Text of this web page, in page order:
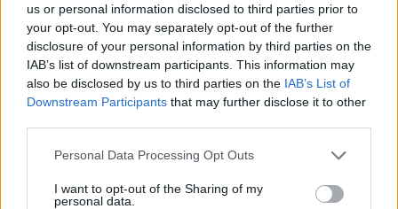
us or personal information disclosed to third parties prior to
your opt-out. You may separately opt-out of the further
disclosure of your personal information by third parties on the
IAB’s list of downstream participants. This information may
also be disclosed by us to third parties on the IAB’s List of
Downstream Participants that may further disclose it to other
Please note that this website/app uses one or more Google
not limited to your visit or usage behaviour. You may click to
Personal Data Processing Opt Outs
I want to opt-out of the Sharing of my
personal data.
A magyar alkotók közül idén kik kapnak
lehetőséget a megmutatkozásra?
Az idei Frissek Minifesztiválon Simányi Zsuzsanna,
Szamosi Judit, Horváth Ádám Márton lépnek fel,
illetve Biczók Anna és Herold Eszter érkezik hazai
bemutatóval. Anyagi támogatás híján azzal tudjuk
megjelenések keresésének, illetve a
dokumentációnak a terhét.